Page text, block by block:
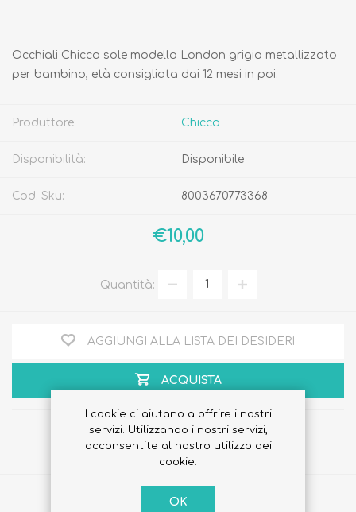
Occhiali Chicco sole modello London grigio metallizzato
per bambino, età consigliata dai 12 mesi in poi.
Produttore: Chicco
Disponibilità: Disponibile
Cod. Sku: 8003670773368
€10,00
Quantità:
AGGIUNGI ALLA LISTA DEI DESIDERI
ACQUISTA
I cookie ci aiutano a offrire i nostri
servizi. Utilizzando i nostri servizi,
acconsentite al nostro utilizzo dei
cookie.
OK